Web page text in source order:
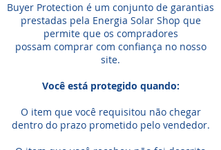
Buyer Protection é um conjunto de garantias
prestadas pela Energia Solar Shop que
permite que os compradores
possam comprar com confiança no nosso
site.
Você está protegido quando:
O item que você requisitou não chegar
dentro do prazo prometido pelo vendedor.